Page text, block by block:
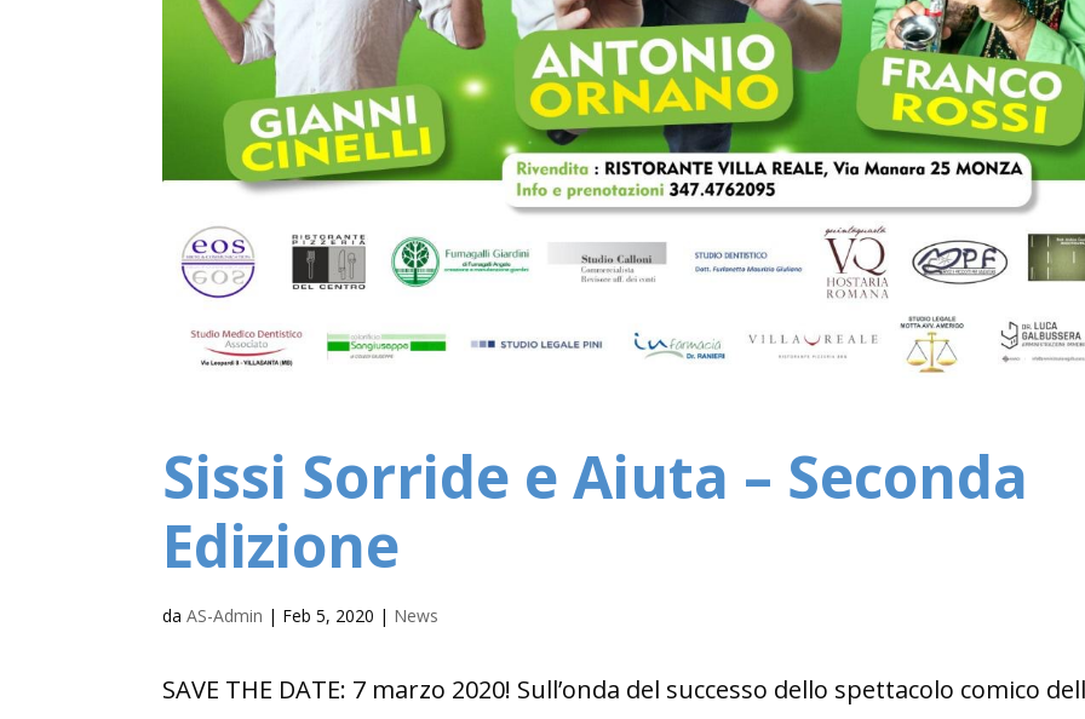
Sissi Sorride e Aiuta – Seconda
Edizione
daAS-Admin | Feb 5, 2020 | News
SAVE THE DATE: 7 marzo 2020! Sull’onda del successo dello spettacolo comico